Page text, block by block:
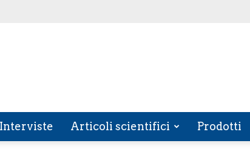
Interviste Articoli scientifici Prodotti